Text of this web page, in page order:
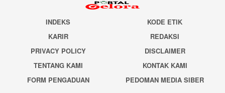
INDEKS
KODE ETIK
KARIR
REDAKSI
PRIVACY POLICY
DISCLAIMER
TENTANG KAMI
KONTAK KAMI
FORM PENGADUAN
PEDOMAN MEDIA SIBER